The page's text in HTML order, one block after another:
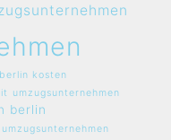
kosten
umzugsunternehmen
berlin
umzugsunternehmen